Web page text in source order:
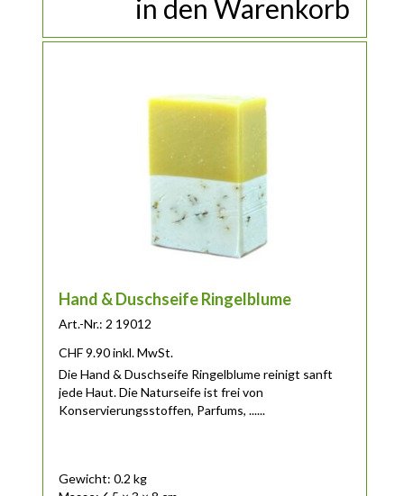
in den Warenkorb
Hand & Duschseife Ringelblume
Art.-Nr.: 2 19012
CHF9.90 inkl. MwSt.
Die Hand & Duschseife Ringelblume reinigt sanft
jede Haut. Die Naturseife ist frei von
Konservierungsstoffen, Parfums, ......
Gewicht: 0.2 kg